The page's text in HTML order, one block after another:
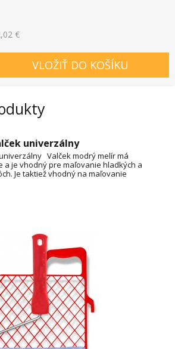
€
VLOŽIŤ DO KOŠÍKU
univerzálny
Valček modrý melír má
a je vhodný pre maľovanie hladkých a
Je taktiež vhodný na maľovanie